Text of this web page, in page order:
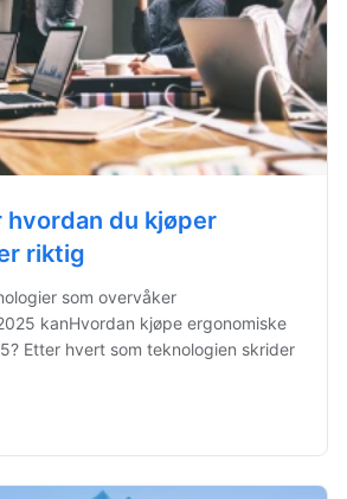
du kjøper
riktig
som overvåker
kanHvordan kjøpe ergonomiske
Etter hvert som teknologien skrider